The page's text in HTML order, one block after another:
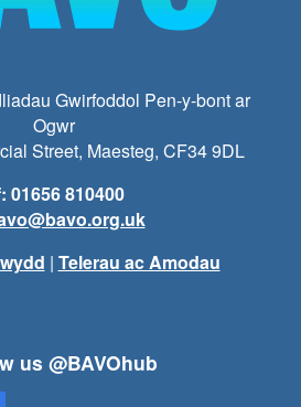
Gwirfoddol Pen-y-bont ar
Ogwr
Street, Maesteg, CF34 9DL
01656 810400
| Telerau ac Amodau
us @BAVOhub